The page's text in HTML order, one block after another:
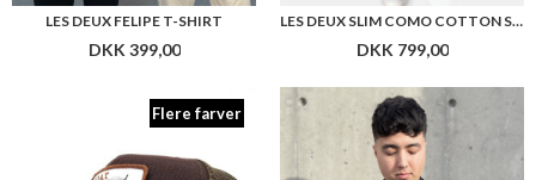
LES DEUX FELIPE T-SHIRT
DKK 399,00
LES DEUX SLIM COMO COTTON SUIT PANTS
DKK 799,00
Flere farver